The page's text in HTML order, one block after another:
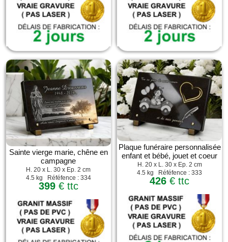
Sainte vierge marie, chêne en
campagne
H. 20 x L. 30 x Ep. 2 cm
4.5 kg Réféfence : 334
399€ ttc
Plaque funéraire personnalisée
enfant et bébé, jouet et coeur
H. 20 x L. 30 x Ep. 2 cm
4.5 kg Réféfence : 333
426 € ttc